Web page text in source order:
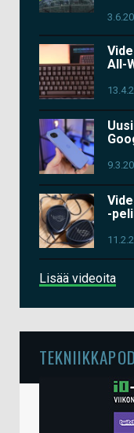
All-
-
Lisää videoita